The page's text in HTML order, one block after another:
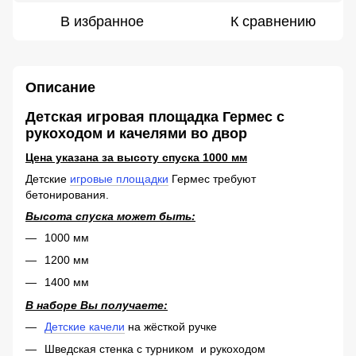
В избранное К сравнению
Описание
Детская игровая площадка Гермес с
рукоходом и качелями во двор
Цена указана за высоту спуска 1000 мм
Детские игровые площадки Гермес требуют
бетонирования.
Высота спуска может быть:
1000 мм
1200 мм
1400 мм
В наборе Вы получаете:
Детские качели на жёсткой ручке
Шведская стенка с турником и рукоходом